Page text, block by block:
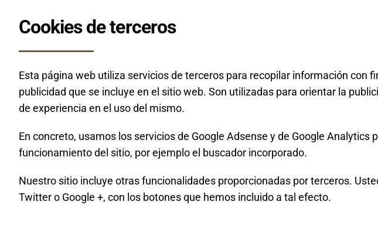
Cookies de terceros
Esta página web utiliza servicios de terceros para recopilar información con
publicidad que se incluye en el sitio web. Son utilizadas para orientar la
de experiencia en el uso del mismo.
En concreto, usamos los servicios de Google Adsense y de Google
funcionamiento del sitio, por ejemplo el buscador incorporado.
Nuestro sitio incluye otras funcionalidades proporcionadas por terceros.
Twitter o Google +, con los botones que hemos incluido a tal efecto.